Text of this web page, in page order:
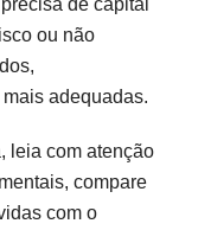
ou não
adequadas.
leia com atenção
compare
com o